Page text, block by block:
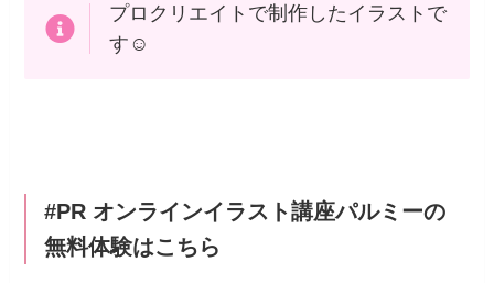
プロクリエイトで制作したイラストで
す☺️
#PR オンラインイラスト講座パルミーの
無料体験はこちら